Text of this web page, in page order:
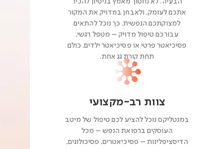
אתכם לעומק, ולאבחן במדויק את המקור
למצוקתכם הנפשית. כך נוכל להתאים
עבורכם טיפול מדויק – מטפל רגשי,
פסיכיאטר פרטי או פסיכיאטר ילדים. כולם
תחת קורת גג אחת.
צוות רב-מקצועי
במנטליקס נוכל להציע לכם טיפול של מיטב
העוסקים ברפואת הנפש – מכל
הדיסציפלינות – פסיכיאטרים, פסיכולוגים,